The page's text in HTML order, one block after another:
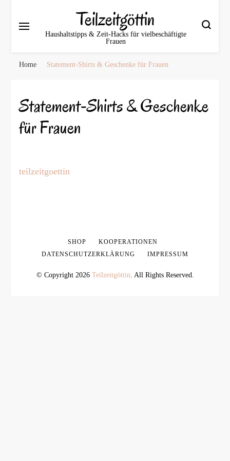
Teilzeitgöttin
Haushaltstipps & Zeit‑Hacks für vielbeschäftigte
Frauen
Home Statement‑Shirts & Geschenke für Frauen
Statement‑Shirts & Geschenke
für Frauen
teilzeitgoettin
© Copyright 2026 Teilzeitgöttin. All Rights Reserved.
SHOP
KOOPERATIONEN
DATENSCHUTZERKLÄRUNG
IMPRESSUM